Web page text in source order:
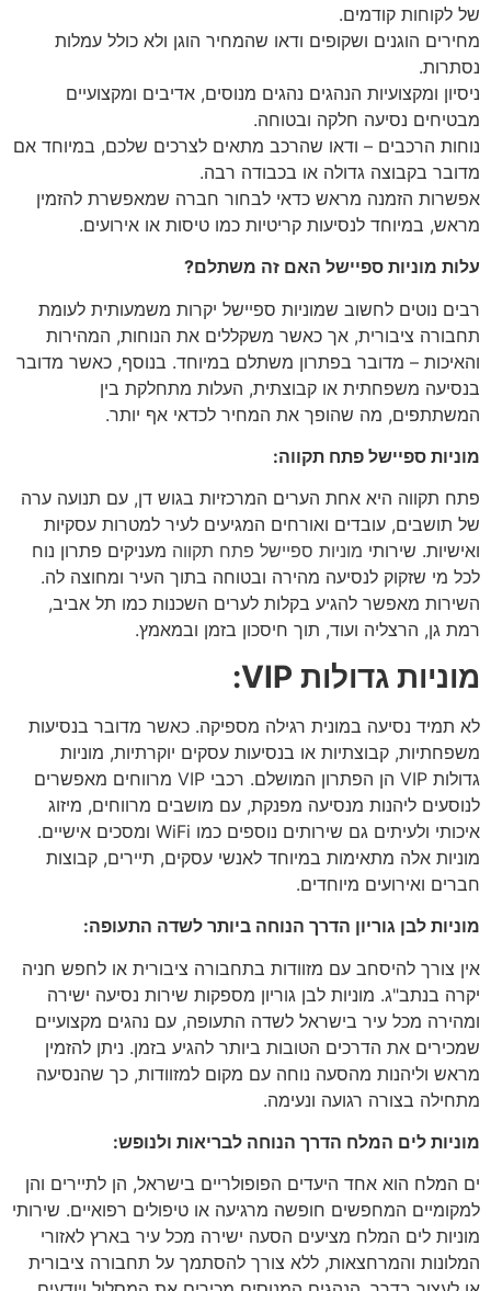
של לקוחות קודמים.
מחירים הוגנים ושקופים ודאו שהמחיר הוגן ולא כולל עמלות
נסתרות.
ניסיון ומקצועיות הנהגים נהגים מנוסים, אדיבים ומקצועיים
מבטיחים נסיעה חלקה ובטוחה.
נוחות הרכבים – ודאו שהרכב מתאים לצרכים שלכם, במיוחד אם
מדובר בקבוצה גדולה או בכבודה רבה.
אפשרות הזמנה מראש כדאי לבחור חברה שמאפשרת להזמין
מראש, במיוחד לנסיעות קריטיות כמו טיסות או אירועים.
עלות מוניות ספיישל האם זה משתלם?
רבים נוטים לחשוב שמוניות ספיישל יקרות משמעותית לעומת
תחבורה ציבורית, אך כאשר משקללים את הנוחות, המהירות
והאיכות – מדובר בפתרון משתלם במיוחד. בנוסף, כאשר מדובר
בנסיעה משפחתית או קבוצתית, העלות מתחלקת בין
המשתתפים, מה שהופך את המחיר לכדאי אף יותר.
מוניות ספיישל פתח תקווה:
פתח תקווה היא אחת הערים המרכזיות בגוש דן, עם תנועה ערה
של תושבים, עובדים ואורחים המגיעים לעיר למטרות עסקיות
ואישיות. שירותי מוניות ספיישל פתח תקווה מעניקים פתרון נוח
לכל מי שזקוק לנסיעה מהירה ובטוחה בתוך העיר ומחוצה לה.
השירות מאפשר להגיע בקלות לערים השכנות כמו תל אביב,
רמת גן, הרצליה ועוד, תוך חיסכון בזמן ובמאמץ.
מוניות גדולות VIP:
לא תמיד נסיעה במונית רגילה מספיקה. כאשר מדובר בנסיעות
משפחתיות, קבוצתיות או בנסיעות עסקים יוקרתיות, מוניות
גדולות VIP הן הפתרון המושלם. רכבי VIP מרווחים מאפשרים
לנוסעים ליהנות מנסיעה מפנקת, עם מושבים מרווחים, מיזוג
איכותי ולעיתים גם שירותים נוספים כמו WiFi ומסכים אישיים.
מוניות אלה מתאימות במיוחד לאנשי עסקים, תיירים, קבוצות
חברים ואירועים מיוחדים.
מוניות לבן גוריון הדרך הנוחה ביותר לשדה התעופה:
אין צורך להיסחב עם מזוודות בתחבורה ציבורית או לחפש חניה
יקרה בנתב"ג. מוניות לבן גוריון מספקות שירות נסיעה ישירה
ומהירה מכל עיר בישראל לשדה התעופה, עם נהגים מקצועיים
שמכירים את הדרכים הטובות ביותר להגיע בזמן. ניתן להזמין
מראש וליהנות מהסעה נוחה עם מקום למזוודות, כך שהנסיעה
מתחילה בצורה רגועה ונעימה.
מוניות לים המלח הדרך הנוחה לבריאות ולנופש:
ים המלח הוא אחד היעדים הפופולריים בישראל, הן לתיירים והן
למקומיים המחפשים חופשה מרגיעה או טיפולים רפואיים. שירותי
מוניות לים המלח מציעים הסעה ישירה מכל עיר בארץ לאזורי
המלונות והמרחצאות, ללא צורך להסתמך על תחבורה ציבורית